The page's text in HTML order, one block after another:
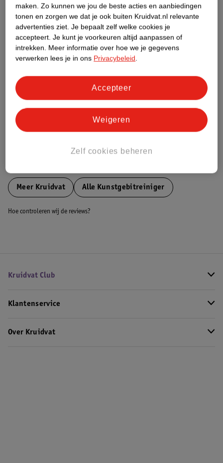
Etiketinformatie
Nature Impact Score
Impact Score.
Meer informatie
Bestel & Bezorginformatie
Meer Kruidvat Alle Kunstgebitreiniger
Hoe controleren wij de reviews?
Kruidvat Club
Klantenservice
Over Kruidvat
maken. Zo kunnen we jou de beste acties en aanbiedingen
tonen en zorgen we dat je ook buiten Kruidvat.nl relevante
advertenties ziet. Je bepaalt zelf welke cookies je
accepteert. Je kunt je voorkeuren altijd aanpassen of
intrekken. Meer informatie over hoe we je gegevens
verwerken lees je in ons Privacybeleid.
Zelf cookies beheren
Weigeren
Accepteer